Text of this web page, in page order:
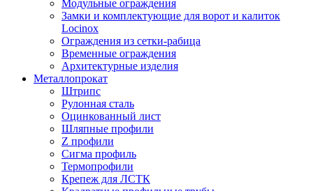
Модульные ограждения
Замки и комплектующие для ворот и калиток
Locinox
Ограждения из сетки-рабица
Временные ограждения
Архитектурные изделия
Металлопрокат
Штрипс
Рулонная сталь
Оцинкованный лист
Шляпные профили
Z профили
Сигма профиль
Термопрофили
Крепеж для ЛСТК